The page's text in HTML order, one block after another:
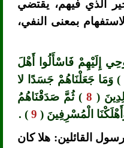
الذي فيهم، يقتضي
بمعنى النفي،
إِلَيْهِمْ فَاسْأَلُوا أَهْلَ
) وَمَا جَعَلْنَاهُمْ جَسَدًا لا
(
8
) ثُمَّ صَدَقْنَاهُمُ
الْمُسْرِفِينَ (9
) .
القائلين: هلا كان